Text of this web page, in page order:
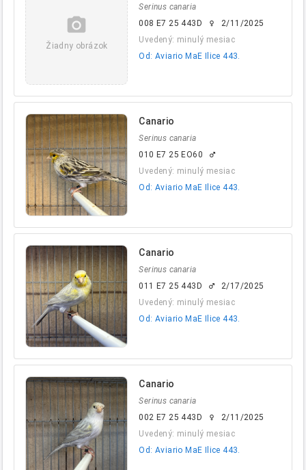
camera_alt
Žiadny obrázok
Serinus canaria
008 E7 25 443D
female
2/11/2025
Uvedený: minulý mesiac
Od: Aviario MaE Ilice 443.
Canario
Serinus canaria
010 E7 25 EO60
male
Uvedený: minulý mesiac
Od: Aviario MaE Ilice 443.
Canario
Serinus canaria
011 E7 25 443D
male
2/17/2025
Uvedený: minulý mesiac
Od: Aviario MaE Ilice 443.
Canario
Serinus canaria
002 E7 25 443D
female
2/11/2025
Uvedený: minulý mesiac
Od: Aviario MaE Ilice 443.